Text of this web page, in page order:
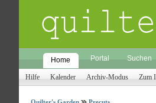
Home Portal Suchen
Hilfe Kalender Archiv-Modus Zum